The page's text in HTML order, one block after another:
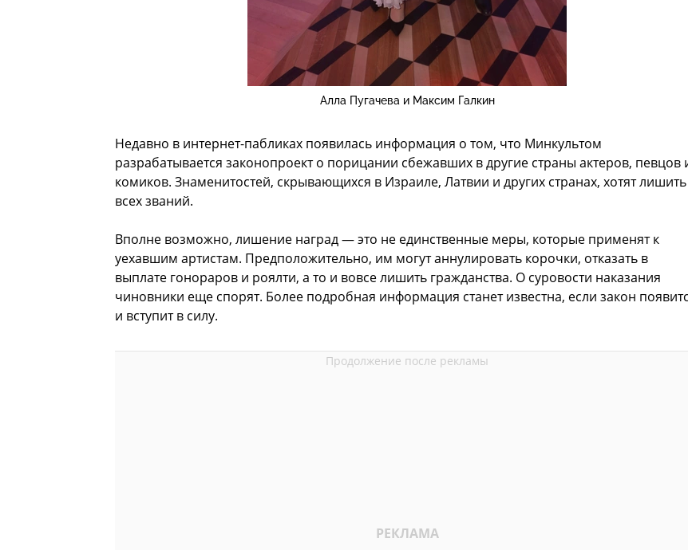
Алла Пугачева и Максим Галкин
Недавно в интернет-пабликах появилась информация о том, что Минкультом
разрабатывается законопроект о порицании сбежавших в другие страны актеров, певцов
комиков. Знаменитостей, скрывающихся в Израиле, Латвии и других странах, хотят лишить
всех званий.
Вполне возможно, лишение наград — это не единственные меры, которые применят к
уехавшим артистам. Предположительно, им могут аннулировать корочки, отказать в
выплате гонораров и роялти, а то и вовсе лишить гражданства. О суровости наказания
чиновники еще спорят. Более подробная информация станет известна, если закон
и вступит в силу.